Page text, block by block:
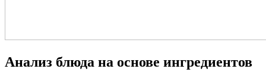
Анализ блюда на основе ингредиентов